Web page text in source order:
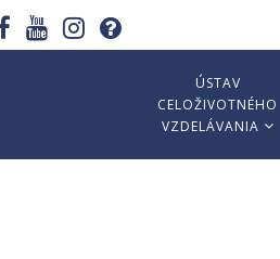
ÚSTAV
CELOŽIVOTNÉHO
VZDELÁVANIA